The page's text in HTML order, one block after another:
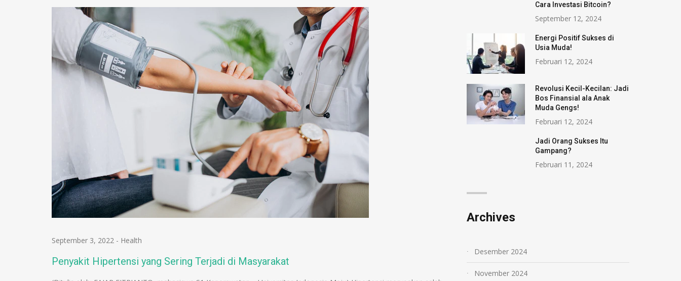
September 3, 2022 - Health
Penyakit Hipertensi yang Sering Terjadi di Masyarakat
Cara Investasi Bitcoin?
September 12, 2024
Energi Positif Sukses di
Usia Muda!
Februari 12, 2024
Revolusi Kecil-Kecilan: Jadi
Bos Finansial ala Anak
Muda Gengs!
Februari 12, 2024
Jadi Orang Sukses Itu
Gampang?
Februari 11, 2024
Archives
Desember 2024
November 2024